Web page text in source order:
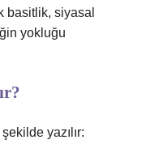
basitlik, siyasal
yokluğu
yazılır: